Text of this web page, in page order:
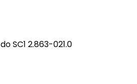
SC1 2.863-021.0